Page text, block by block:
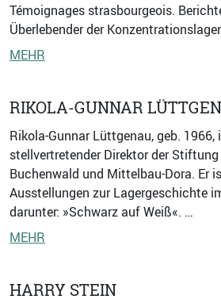
Témoignages strasbourgeois.
Überlebender der
MEHR
RIKOLA-GUNNAR
Rikola-Gunnar Lüttgenau, geb.
stellvertretender Direktor der
Buchenwald und Mittelbau-Dora. Er
Ausstellungen zur Lagergeschichte
darunter: »Schwarz auf Weiß«. …
MEHR
HARRY STEIN